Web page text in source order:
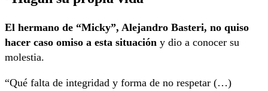
El hermano de “Micky”, Alejandro Basteri, no quiso
hacer caso omiso a esta situación y dio a conocer su
molestia.
“Qué falta de integridad y forma de no respetar (…)